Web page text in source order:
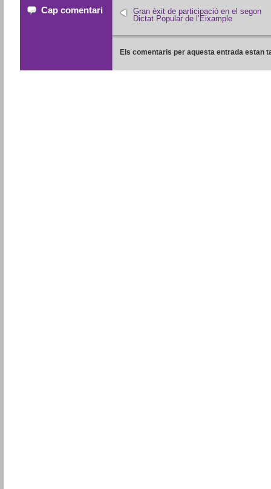
Cap comentari
Gran èxit de participació en el segon
Dictat Popular de l’Eixample
Els comentaris per aquesta entrada estan